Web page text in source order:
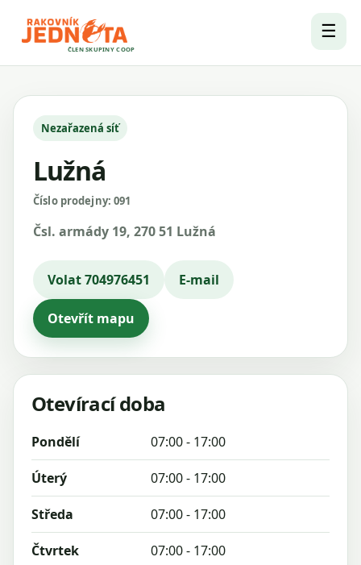
ČLEN SKUPINY COOP
☰
Nezařazená síť
Lužná
Číslo prodejny: 091
Čsl. armády 19, 270 51 Lužná
Volat 704976451 E-mail
Otevřít mapu
Otevírací doba
Pondělí 07:00 - 17:00
Úterý 07:00 - 17:00
Středa 07:00 - 17:00
Čtvrtek 07:00 - 17:00